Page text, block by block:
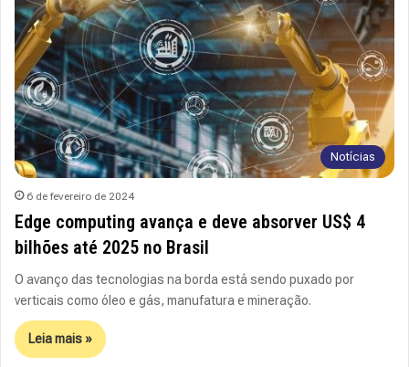
Notícias
6 de fevereiro de 2024
Edge computing avança e deve absorver US$ 4
bilhões até 2025 no Brasil
O avanço das tecnologias na borda está sendo puxado por
verticais como óleo e gás, manufatura e mineração.
Leia mais »